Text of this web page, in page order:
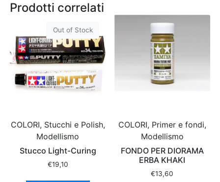
Prodotti correlati
Out of Stock
COLORI, Stucchi e Polish,
Modellismo
Stucco Light-Curing
€19,10
COLORI, Primer e fondi,
Modellismo
FONDO PER DIORAMA
ERBA KHAKI
€13,60